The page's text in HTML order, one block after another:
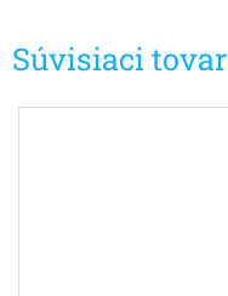
Súvisiaci tovar